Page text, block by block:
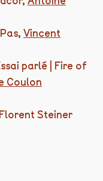
Vincent
parlé | Fire of
Coulon
Steiner